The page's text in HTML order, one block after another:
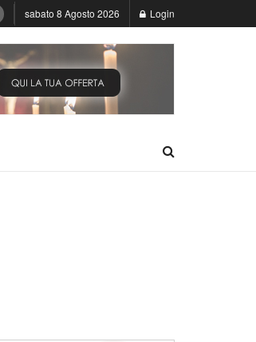
sabato 8 Agosto 2026 Login